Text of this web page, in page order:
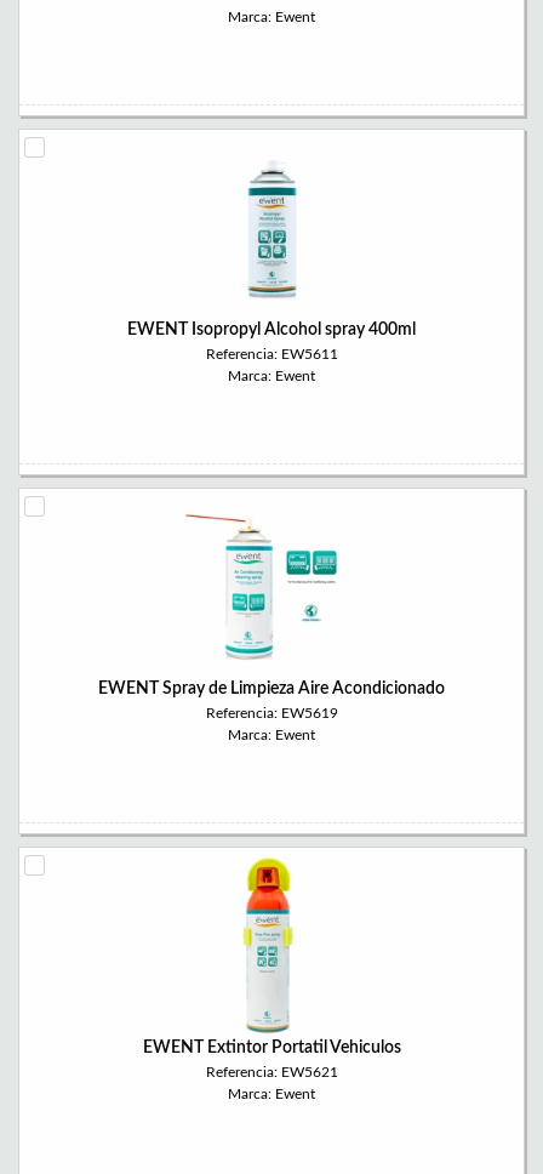
Marca: Ewent
EWENT Isopropyl Alcohol spray 400ml
Referencia: EW5611
Marca: Ewent
EWENT Spray de Limpieza Aire Acondicionado
Referencia: EW5619
Marca: Ewent
EWENT Extintor Portatil Vehiculos
Referencia: EW5621
Marca: Ewent